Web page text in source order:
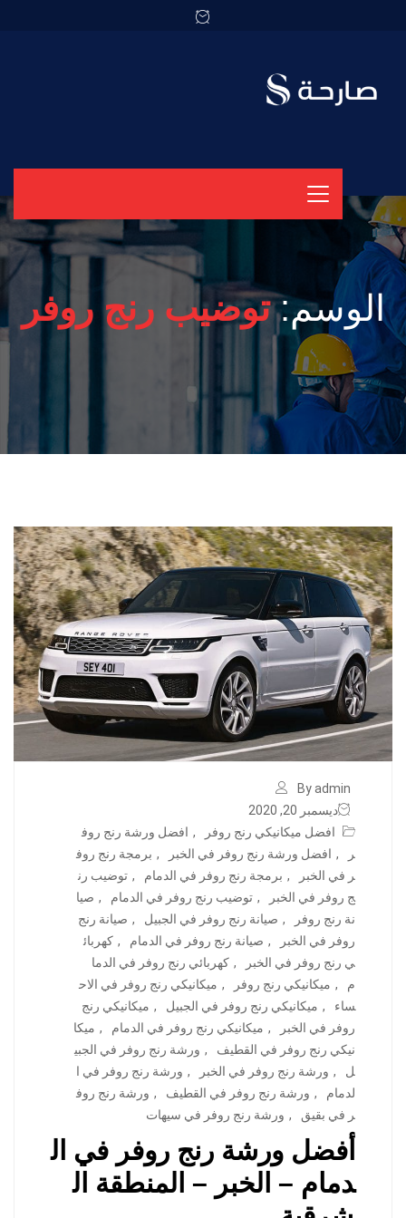
الوسم:توضيب رنج روفر
By admin
ديسمبر 20, 2020
افضل ميكانيكي رنج روفر
, افضل ورشة رنج روف
ر
, افضل ورشة رنج روفر في الخبر , برمجة رنج روف
ر في الخبر
, برمجة رنج روفر في الدمام , توضيب رن
ج روفر في الخبر
, توضيب رنج روفر في الدمام , صيا
نة رنج روفر
, صيانة رنج روفر في الجبيل , صيانة رنج
روفر في الخبر
, صيانة رنج روفر في الدمام , كهربائ
ي رنج روفر في الخبر
, كهربائي رنج روفر في الدما
م
, ميكانيكي رنج روفر , ميكانيكي رنج روفر في الاح
ساء
, ميكانيكي رنج روفر في الجبيل , ميكانيكي رنج
روفر في الخبر
, ميكانيكي رنج روفر في الدمام , ميكا
نيكي رنج روفر في القطيف
, ورشة رنج روفر في الجبي
ل
, ورشة رنج روفر في الخبر , ورشة رنج روفر في ا
لدمام
, ورشة رنج روفر في القطيف , ورشة رنج روف
ر في بقيق
, ورشة رنج روفر في سيهات
أفضل ورشة رنج روفر في ال
دمام – الخبر – المنطقة ال